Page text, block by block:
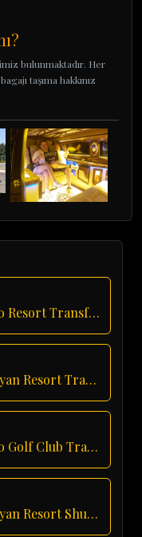
bulunmaktadır. Her
taşıma hakkınız
Lago Resort Transfer
Meryan Resort Transfer
Lago Golf Club Transfer
Meryan Resort Shuttle Service